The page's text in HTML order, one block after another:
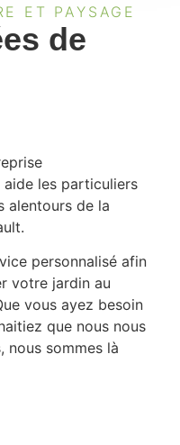
ET PAYSAGE
de
aide les particuliers
alentours de la
personnalisé afin
votre jardin au
vous ayez besoin
que nous nous
sommes là